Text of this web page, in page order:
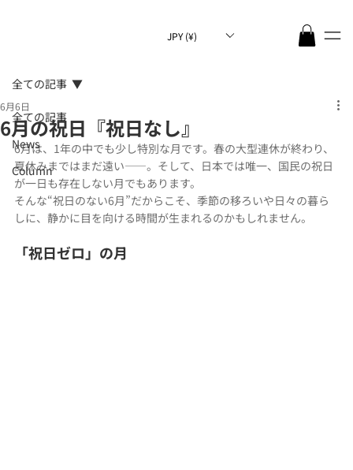
JPY (¥)
全ての記事
News
Column
全ての記事
6月の祝日『祝日なし』
6月6日
6月は、1年の中でも少し特別な月です。春の大型連休が終わり、
夏休みまではまだ遠い――。そして、日本では唯一、国民の祝日
が一日も存在しない月でもあります。
そんな“祝日のない6月”だからこそ、季節の移ろいや日々の暮ら
しに、静かに目を向ける時間が生まれるのかもしれません。
「祝日ゼロ」の月